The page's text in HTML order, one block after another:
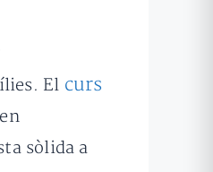
El curs
sòlida a